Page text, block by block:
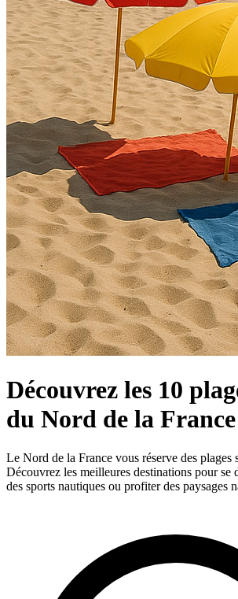
Découvrez les 10
du Nord de la France
Le Nord de la France vous réserve des plages
Découvrez les meilleures destinations pour se
des sports nautiques ou profiter des paysages